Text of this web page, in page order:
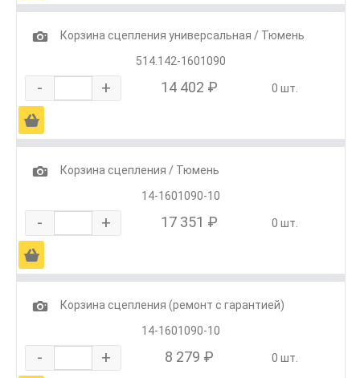
1
Корзина сцепления универсальная / Тюмень
514.142-1601090
- + 14 402 ₽ 0 шт.
Ä
1
Корзина сцепления / Тюмень
14-1601090-10
- + 17 351 ₽ 0 шт.
Ä
1
Корзина сцепления (ремонт с гарантией)
14-1601090-10
- + 8 279 ₽ 0 шт.